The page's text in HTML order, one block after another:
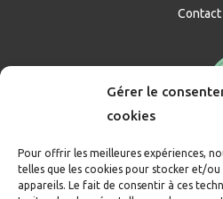
Gérer le
cookies
Pour offrir les meilleures expériences,
telles que les cookies pour stocker et/
appareils. Le fait de consentir à ces
Contact